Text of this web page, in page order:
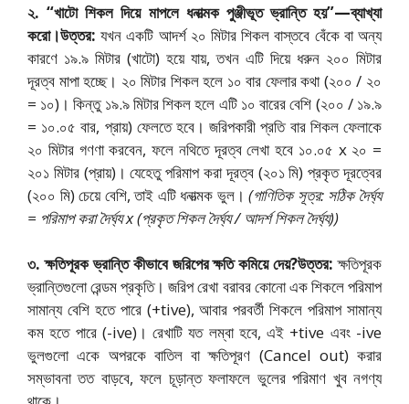
২. “খাটো শিকল দিয়ে মাপলে ধনাত্মক পুঞ্জীভূত ভ্রান্তি হয়”—ব্যাখ্যা
করো।উত্তর: যখন একটি আদর্শ ২০ মিটার শিকল বাস্তবে বেঁকে বা অন্য
কারণে ১৯.৯ মিটার (খাটো) হয়ে যায়, তখন এটি দিয়ে ধরুন ২০০ মিটার
দূরত্ব মাপা হচ্ছে। ২০ মিটার শিকল হলে ১০ বার ফেলার কথা (২০০ / ২০
= ১০)। কিন্তু ১৯.৯ মিটার শিকল হলে এটি ১০ বারের বেশি (২০০ / ১৯.৯
= ১০.০৫ বার, প্রায়) ফেলতে হবে। জরিপকারী প্রতি বার শিকল ফেলাকে
২০ মিটার গণণা করবেন, ফলে নথিতে দূরত্ব লেখা হবে ১০.০৫ x ২০ =
২০১ মিটার (প্রায়)। যেহেতু পরিমাপ করা দূরত্ব (২০১ মি) প্রকৃত দূরত্বের
(২০০ মি) চেয়ে বেশি,তাই এটি ধনাত্মক ভুল।(গাণিতিক সূত্র: সঠিক দৈর্ঘ্য
= পরিমাপ করা দৈর্ঘ্য x (প্রকৃত শিকল দৈর্ঘ্য / আদর্শ শিকল দৈর্ঘ্য))
৩. ক্ষতিপূরক ভ্রান্তি কীভাবে জরিপের ক্ষতি কমিয়ে দেয়?উত্তর: ক্ষতিপূরক
ভ্রান্তিগুলো রেন্ডম প্রকৃতি। জরিপ রেখা বরাবর কোনো এক শিকলে পরিমাপ
সামান্য বেশি হতে পারে (+tive), আবার পরবর্তী শিকলে পরিমাপ সামান্য
কম হতে পারে (-ive)। রেখাটি যত লম্বা হবে, এই +tive এবং -ive
ভুলগুলো একে অপরকে বাতিল বা ক্ষতিপূরণ (Cancel out) করার
সম্ভাবনা তত বাড়বে, ফলে চূড়ান্ত ফলাফলে ভুলের পরিমাণ খুব নগণ্য